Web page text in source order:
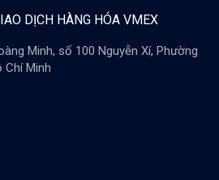
DỊCH HÀNG HÓA VMEX
Minh, số 100 Nguyễn Xí, Phường
Chí Minh